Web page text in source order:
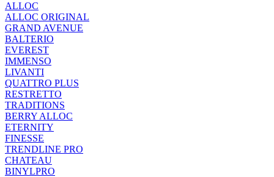
ALLOC
ALLOC ORIGINAL
GRAND AVENUE
BALTERIO
EVEREST
IMMENSO
LIVANTI
QUATTRO PLUS
RESTRETTO
TRADITIONS
BERRY ALLOC
ETERNITY
FINESSE
TRENDLINE PRO
CHATEAU
BINYLPRO